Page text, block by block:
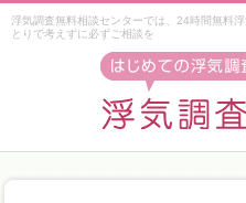
浮気調査無料相談センターでは、24時間無料
とりで考えずに必ずご相談を